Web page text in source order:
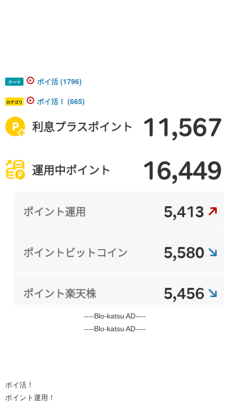
テーマ ポイ活 (1796)
カテゴリ ポイ活！ (665)
----Blo-katsu AD----
----Blo-katsu AD----
ポイ活！
ポイント運用！